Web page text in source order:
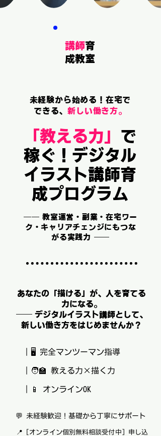
講師育
成教室
未経験から始める！在宅で
できる、新しい働き方。
「教える力」 で
稼ぐ！デジタル
イラスト講師育
成プログラム
── 教室運営・副業・在宅ワー
ク・キャリアチェンジにもつな
がる実践力 ──
あなたの「描ける」が、人を育てる
力になる。
── デジタルイラスト講師として、
新しい働き方をはじめませんか？
｜🖥️ 完全マンツーマン指導
｜🧑‍🏫 教える力×描く力
｜📱 オンラインOK
💬 未経験歓迎！基礎から丁寧にサポート
📍［オンライン個別無料相談受付中］申し込